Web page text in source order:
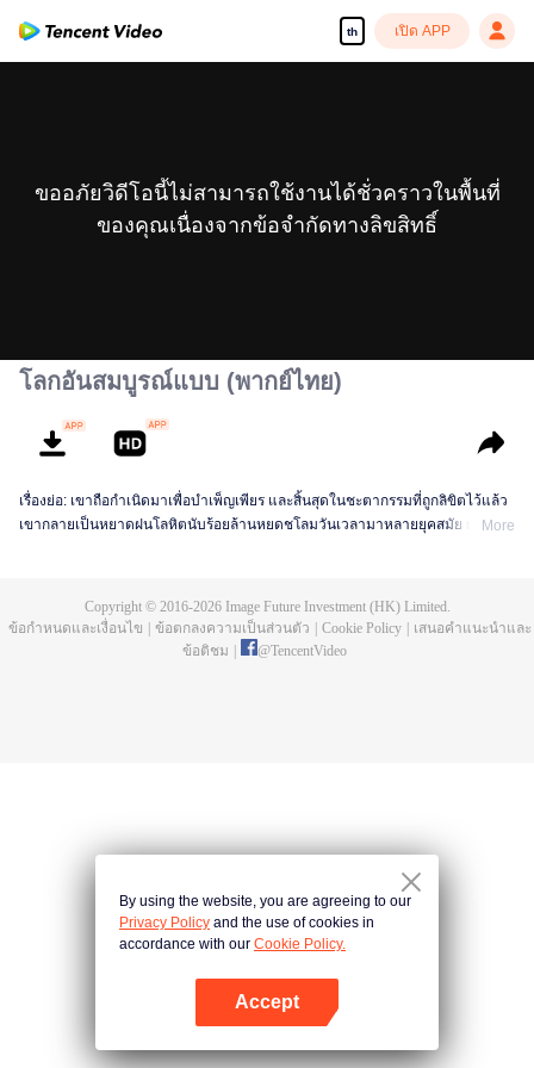
th เปิด APP
ขออภัยวิดีโอนี้ไม่สามารถใช้งานได้ชั่วคราวในพื้นที่
ของคุณเนื่องจากข้อจำกัดทางลิขสิทธิ์
โลกอันสมบูรณ์แบบ (พากย์ไทย)
เรื่องย่อ: เขาถือกำเนิดมาเพื่อบำเพ็ญเพียร และสิ้นสุดในชะตากรรมที่ถูกลิขิตไว้แล้ว
เขากลายเป็นหยาดฝนโลหิตนับร้อยล้านหยดชโลมวันเวลามาหลายยุคสมัย ผ่านMore
Copyright © 2016-2026Image Future Investment (HK) Limited.
ข้อกำหนดและเงื่อนไข
ข้อตกลงความเป็นส่วนตัว Cookie Policy
เสนอคำแนะนำและ
ข้อติชม
@TencentVideo
By using the website, you are agreeing to our
Privacy Policy and the use of cookies in
accordance with our Cookie Policy.
Accept